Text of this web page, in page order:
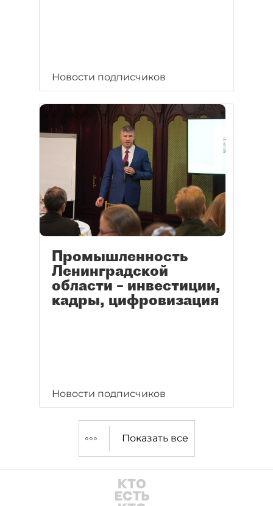
Новости подписчиков
Промышленность
Ленинградской
области – инвестиции,
кадры, цифровизация
Новости подписчиков
Показать все